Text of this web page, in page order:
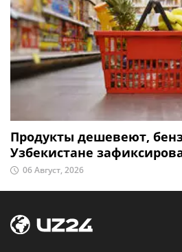
Продукты дешевеют,
Узбекистане
06 Август, 2026